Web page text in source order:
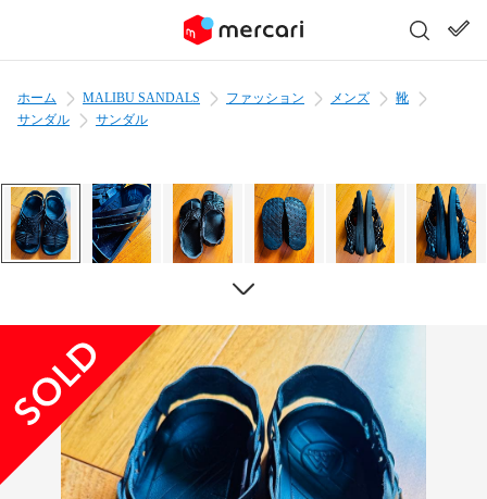
ホーム MALIBU SANDALS ファッション メンズ
靴
サンダル
サンダル